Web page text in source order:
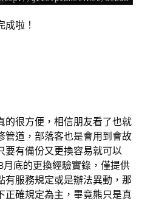
啦！
的很方便，相信朋友看了也就
管道，部落客也是會用到會故
要有備份又更換容易就可以
底的更換經驗實錄，僅提供
有服務規定或是辦法異動，那
正確規定為主，畢竟熊只是真